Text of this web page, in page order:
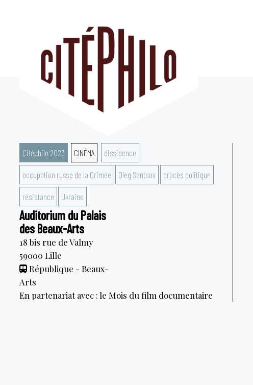
Citéphilo 2023 CINÉMA dissidence
occupation russe de la Crimée Oleg Sentsov procès politique
résistance Ukraine
Auditorium du Palais
des Beaux-Arts
18 bis rue de Valmy
59000 Lille
République - Beaux-
Arts
En partenariat avec : le Mois du film documentaire